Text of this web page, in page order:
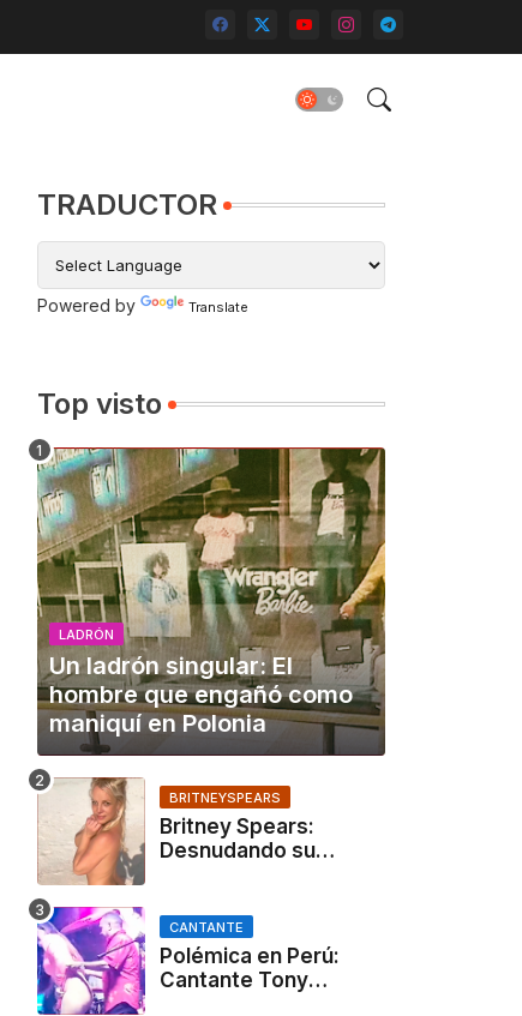
TRADUCTOR
Powered by Translate
Top visto
LADRÓN
Un ladrón singular: El
hombre que engañó como
maniquí en Polonia
BRITNEYSPEARS
Britney Spears:
Desnudando su
CANTANTE
Polémica en Perú:
Cantante Tony